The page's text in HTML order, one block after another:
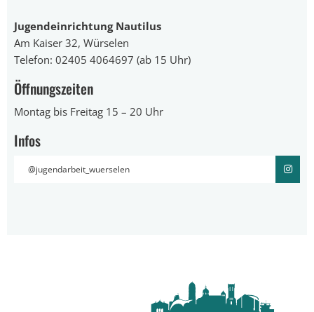
Jugendeinrichtung Nautilus
Am Kaiser 32, Würselen
Telefon: 02405 4064697 (ab 15 Uhr)
Öffnungszeiten
Montag bis Freitag 15 – 20 Uhr
Infos
@jugendarbeit_wuerselen